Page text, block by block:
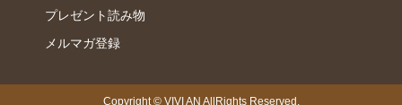
プレゼント読み物
メルマガ登録
Copyright © VIVI AN AllRights Reserved.